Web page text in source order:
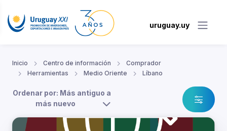
uruguay.uy
Inicio Centro de información
Comprador
Herramientas
Medio Oriente Líbano
Ordenar por: Más antiguo a
más nuevo